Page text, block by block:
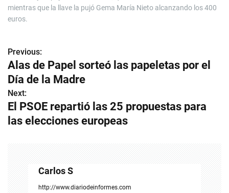
mientras que la llave la pujó Gema María Nieto alcanzando los 400
euros.
N
a
v
e
Previous:
Alas de Papel sorteó las papeletas por el
Día de la Madre
Next:
El PSOE repartió las 25 propuestas para
las elecciones europeas
Carlos S
http://www.diariodeinformes.com